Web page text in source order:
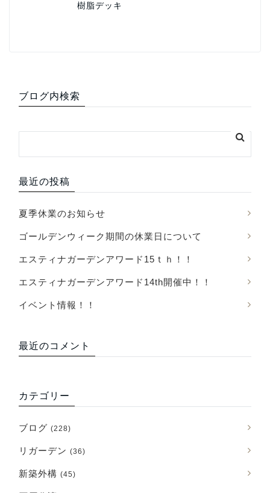
樹脂デッキ
ブログ内検索
最近の投稿
夏季休業のお知らせ
ゴールデンウィーク期間の休業日について
エスティナガーデンアワード15ｔｈ！！
エスティナガーデンアワード14th開催中！！
イベント情報！！
最近のコメント
カテゴリー
ブログ (228)
リガーデン (36)
新築外構 (45)